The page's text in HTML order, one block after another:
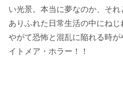
い光景。本当に夢なのか、そ
ありふれた日常生活の中にねじ
やがて恐怖と混乱に陥れる時
イトメア・ホラー！！